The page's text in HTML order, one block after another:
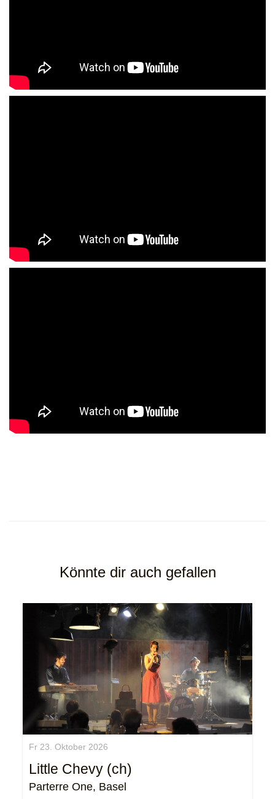
Könnte dir auch gefallen
Fr 23. Oktober 2026
Little Chevy (ch)
Parterre One, Basel